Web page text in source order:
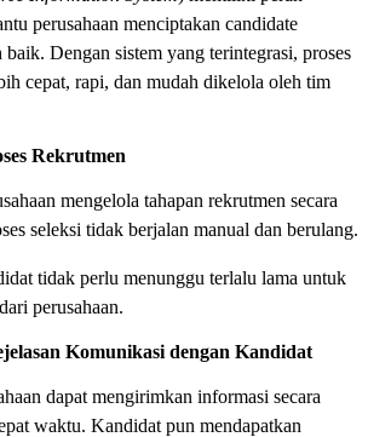
perusahaan menciptakan candidate
Dengan sistem yang terintegrasi, proses
cepat, rapi, dan mudah dikelola oleh tim
Rekrutmen
mengelola tahapan rekrutmen secara
seleksi tidak berjalan manual dan berulang.
tidak perlu menunggu terlalu lama untuk
dari perusahaan.
Komunikasi dengan Kandidat
dapat mengirimkan informasi secara
waktu. Kandidat pun mendapatkan